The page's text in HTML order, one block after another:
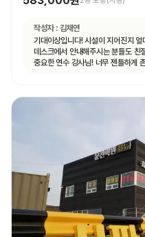
작성자 : 김채연
기대이상입니다! 시설이 지어진지
데스크에서 안내해주시는 분들도 친
중요한 연수 강사님! 너무 젠틀하게